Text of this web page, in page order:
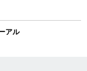
アル